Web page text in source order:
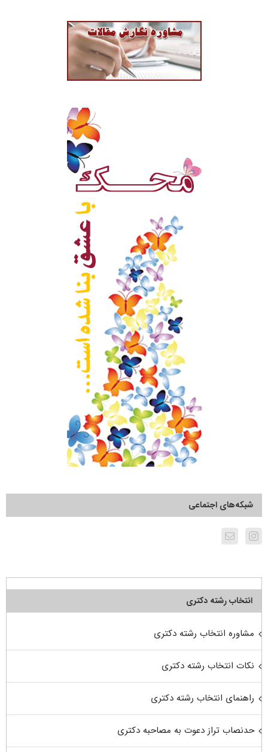
شبکه‌های اجتماعی
انتخاب رشته دکتری
مشاوره انتخاب رشته دکتری
نکات انتخاب رشته دکتری
راهنمای انتخاب رشته دکتری
حدنصاب تراز دعوت به مصاحبه دکتری